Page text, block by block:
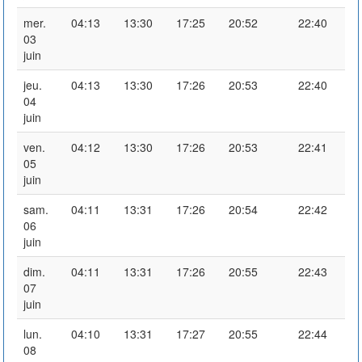
mer.
03
juin
04:13 13:30 17:25 20:52 22:40
jeu.
04
juin
04:13 13:30 17:26 20:53 22:40
ven.
05
juin
04:12 13:30 17:26 20:53 22:41
sam.
06
juin
04:11 13:31 17:26 20:54 22:42
dim.
07
juin
04:11 13:31 17:26 20:55 22:43
lun.
08
04:10 13:31 17:27 20:55 22:44